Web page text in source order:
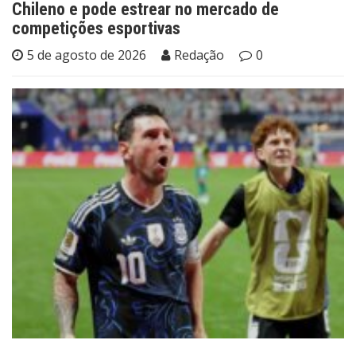
Chileno e pode estrear no mercado de
competições esportivas
5 de agosto de 2026 Redação 0